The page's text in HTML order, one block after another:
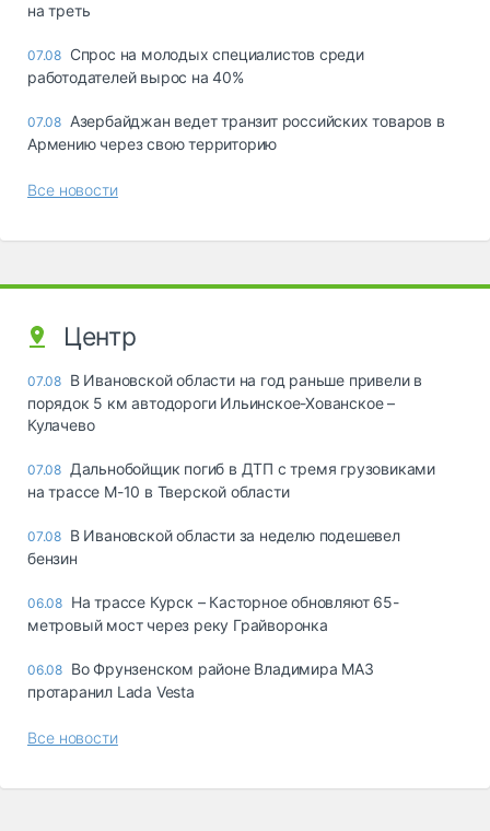
на треть
07.08 Спрос на молодых специалистов среди
работодателей вырос на 40%
07.08 Азербайджан ведет транзит российских товаров в
Армению через свою территорию
Все новости
Центр
07.08 В Ивановской области на год раньше привели в
порядок 5 км автодороги Ильинское-Хованское –
Кулачево
07.08 Дальнобойщик погиб в ДТП с тремя грузовиками
на трассе М-10 в Тверской области
07.08 В Ивановской области за неделю подешевел
бензин
06.08 На трассе Курск – Касторное обновляют 65-
метровый мост через реку Грайворонка
06.08 Во Фрунзенском районе Владимира МАЗ
протаранил Lada Vesta
Все новости